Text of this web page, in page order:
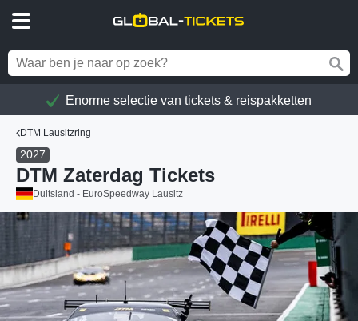
Enorme selectie van tickets & reispakketten
DTM Lausitzring
2027
DTM Zaterdag Tickets
Duitsland - EuroSpeedway Lausitz